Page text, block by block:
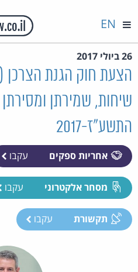
EN
26 ביולי 2017
הצעת חוק הגנת הצרכן
שיחות, שמירתן
התשע"ז-2017
אחריות ספקים עקבו
מסחר אלקטרוני עקבו
תקשורת עקבו